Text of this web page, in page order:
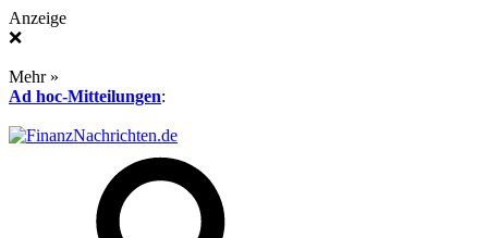
Anzeige
❌
Mehr »
Ad hoc-Mitteilungen: